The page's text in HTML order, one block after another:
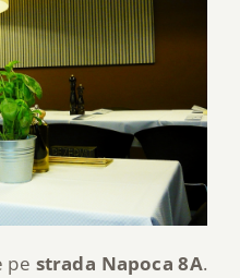
pe strada Napoca 8A.